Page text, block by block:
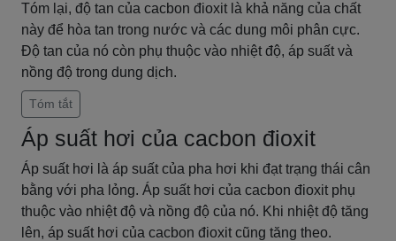
Tóm lại, độ tan của cacbon đioxit là khả năng của chất
này để hòa tan trong nước và các dung môi phân cực.
Độ tan của nó còn phụ thuộc vào nhiệt độ, áp suất và
nồng độ trong dung dịch.
Tóm tắt
Áp suất hơi của cacbon đioxit
Áp suất hơi là áp suất của pha hơi khi đạt trạng thái cân
bằng với pha lỏng. Áp suất hơi của cacbon đioxit phụ
thuộc vào nhiệt độ và nồng độ của nó. Khi nhiệt độ tăng
lên, áp suất hơi của cacbon đioxit cũng tăng theo.